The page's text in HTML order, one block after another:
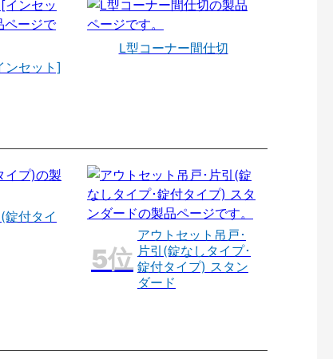
ンセット]
L型コーナー間仕切
錠付タイ
アウトセット吊戸･
片引(錠なしタイプ･
錠付タイプ) スタン
ダード